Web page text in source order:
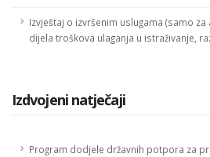
Izvještaj o izvršenim uslugama (samo
dijela troškova ulaganja u istraživanje,
Izdvojeni natječaji
Program dodjele državnih potpora za